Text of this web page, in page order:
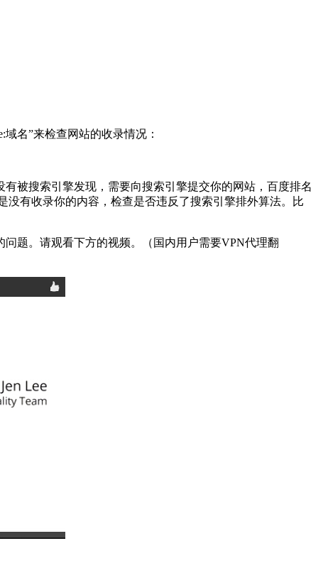
名”来检查网站的收录情况：
被搜索引擎发现，需要向搜索引擎提交你的网站，百度排名
有收录你的内容，检查是否违反了搜索引擎排外算法。比
题。请观看下方的视频。（国内用户需要VPN代理翻